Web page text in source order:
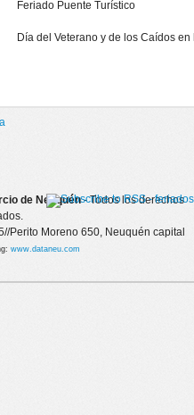
Feriado Puente Turístico
Día del Veterano y de los Caídos
de Neuquén- Todos los derechos
Perito Moreno 650, Neuquén capital
www.dataneu.com